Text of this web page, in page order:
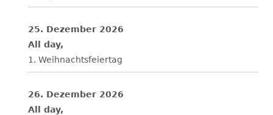
25. Dezember 2026
All day,
1. Weihnachtsfeiertag
26. Dezember 2026
All day,